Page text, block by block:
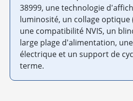
38999, une technologie
luminosité, un collage optique
une compatibilité NVIS, un
large plage d'alimentation,
électrique et un support de
terme.